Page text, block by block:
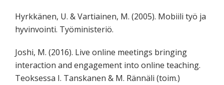
Hyrkkänen, U. & Vartiainen, M. (2005). Mobiili työ ja
hyvinvointi. Työministeriö.
Joshi, M. (2016). Live online meetings bringing
interaction and engagement into online teaching.
Teoksessa I. Tanskanen & M. Rännäli (toim.)